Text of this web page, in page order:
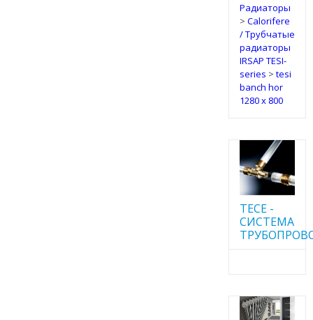
Радиаторы
> Calorifere
/ Трубчатые
радиаторы
IRSAP TESI-
series > tesi
banch hor
1280 x 800
TECE -
CИСТЕМА